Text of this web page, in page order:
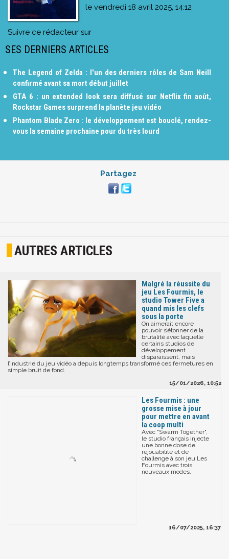
le vendredi 18 avril 2025, 14:12
Suivre ce rédacteur sur
SES DERNIERS ARTICLES
The Legend of Zelda : l'un des derniers rôles de Sam Neill
confirmé avant sa mort début juillet
GTA 6 : un extended look sera diffusé sur Netflix fin août,
Rockstar Games surprend la planète jeu vidéo
Phantom Blade Zero : le développement est bouclé, rendez-
vous la semaine prochaine pour du très lourd
Partagez
AUTRES ARTICLES
Malgré la réussite du
jeu Les Fourmis, le
studio Tower Five a
quand mis les clefs
sous la porte
On aimerait encore
pouvoir s’étonner de la
brutalité avec laquelle
certains studios de
développement
disparaissent, mais
l’industrie du jeu vidéo a depuis longtemps transformé ces fermetures en
simple bruit de fond.
15/01/2026, 10:52
Les Fourmis : une
grosse mise à jour
pour mettre en avant
la coop multi
Avec "Swarm Together",
le studio français injecte
une bonne dose de
rejouabilité et de
challenge à son jeu Les
Fourmis avec trois
nouveaux modes.
16/07/2025, 16:37